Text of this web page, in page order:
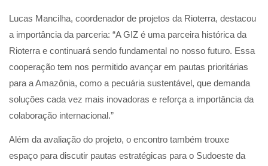
Lucas Mancilha, coordenador de projetos da Rioterra, destacou
a importância da parceria: “A GIZ é uma parceira histórica da
Rioterra e continuará sendo fundamental no nosso futuro. Essa
cooperação tem nos permitido avançar em pautas prioritárias
para a Amazônia, como a pecuária sustentável, que demanda
soluções cada vez mais inovadoras e reforça a importância da
colaboração internacional.”
Além da avaliação do projeto, o encontro também trouxe
espaço para discutir pautas estratégicas para o Sudoeste da